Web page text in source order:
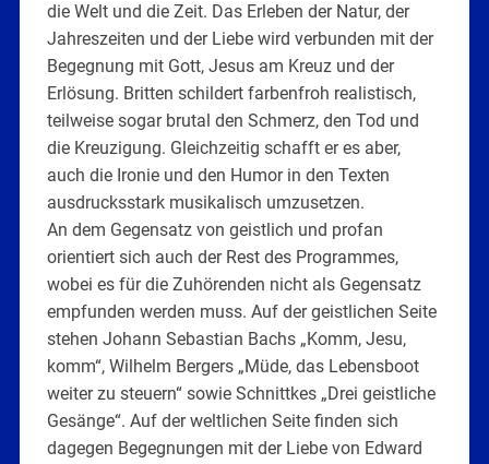
die Welt und die Zeit. Das Erleben der Natur, der
Jahreszeiten und der Liebe wird verbunden mit der
Begegnung mit Gott, Jesus am Kreuz und der
Erlösung. Britten schildert farbenfroh realistisch,
teilweise sogar brutal den Schmerz, den Tod und
die Kreuzigung. Gleichzeitig schafft er es aber,
auch die Ironie und den Humor in den Texten
ausdrucksstark musikalisch umzusetzen.
An dem Gegensatz von geistlich und profan
orientiert sich auch der Rest des Programmes,
wobei es für die Zuhörenden nicht als Gegensatz
empfunden werden muss. Auf der geistlichen Seite
stehen Johann Sebastian Bachs „Komm, Jesu,
komm“, Wilhelm Bergers „Müde, das Lebensboot
weiter zu steuern“ sowie Schnittkes „Drei geistliche
Gesänge“. Auf der weltlichen Seite finden sich
dagegen Begegnungen mit der Liebe von Edward